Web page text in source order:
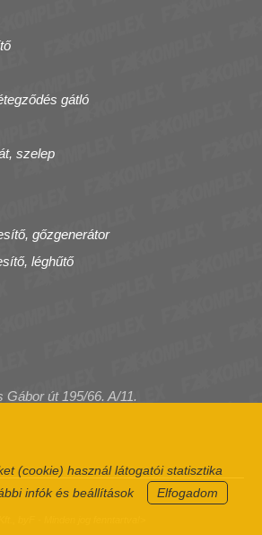
(cookie) használ látogatói statisztika
infók és beállítások Elfogadom
gátló
szelep
gőzgenerátor
léghűtő
út 195/66. A/11.